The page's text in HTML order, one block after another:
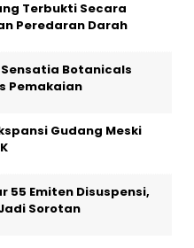
Terbukti Secara
Peredaran Darah
Sensatia Botanicals
Pemakaian
Gudang Meski
55 Emiten Disuspensi,
Sorotan